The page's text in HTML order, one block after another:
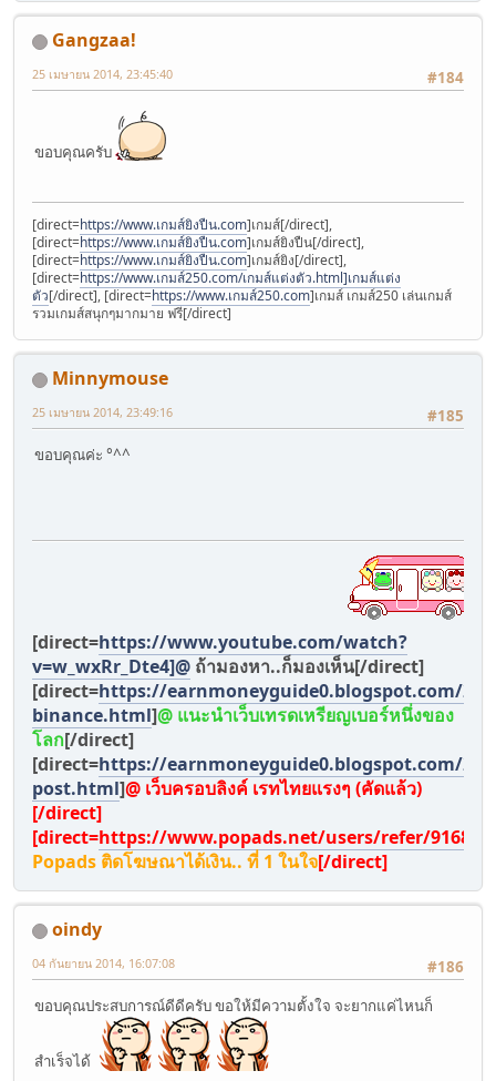
Gangzaa!
#184
25 เมษายน 2014, 23:45:40
ขอบคุณครับ
[direct=https://www.เกมส์ยิงปืน.com]เกมส์[/direct],
[direct=https://www.เกมส์ยิงปืน.com]เกมส์ยิงปืน[/direct],
[direct=https://www.เกมส์ยิงปืน.com]เกมส์ยิง[/direct],
[direct=https://www.เกมส์250.com/เกมส์แต่งตัว.html]เกมส์แต่ง
ตัว[/direct], [direct=https://www.เกมส์250.com]เกมส์ เกมส์250 เล่นเกมส์
รวมเกมส์สนุกๆมากมาย ฟรี[/direct]
Minnymouse
#185
25 เมษายน 2014, 23:49:16
ขอบคุณค่ะ °^^
[direct=https://www.youtube.com/watch?
v=w_wxRr_Dte4]@ ถ้ามองหา..ก็มองเห็น[/direct]
[direct=https://earnmoneyguide0.blogspot.com/
binance.html]@ แนะนำเว็บเทรดเหรียญเบอร์หนึ่งของ
โลก[/direct]
[direct=https://earnmoneyguide0.blogspot.com/
post.html]@ เว็บครอบลิงค์ เรทไทยแรงๆ (คัดแล้ว)
[/direct]
[direct=https://www.popads.net/users/refer/916846
Popads ติดโฆษณาได้เงิน.. ที่ 1 ในใจ[/direct]
oindy
#186
04 กันยายน 2014, 16:07:08
ขอบคุณประสบการณ์ดีดีครับ ขอให้มีความตั้งใจ จะยากแค่ไหนก็
สำเร็จได้